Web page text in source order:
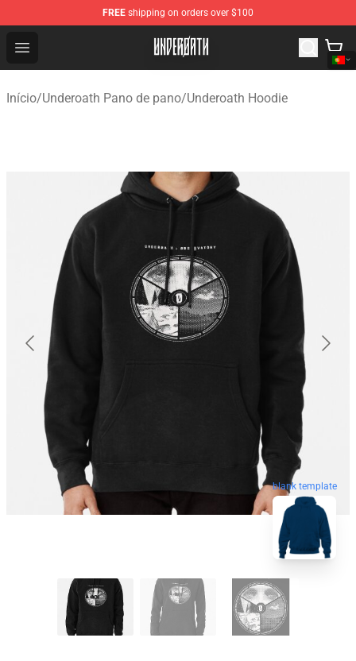
FREE shipping on orders over $100
Open menu
Underoath Store - Official Underoath Merchandise Shop
Início/Underoath Pano de pano/Underoath Hoodie
blank template